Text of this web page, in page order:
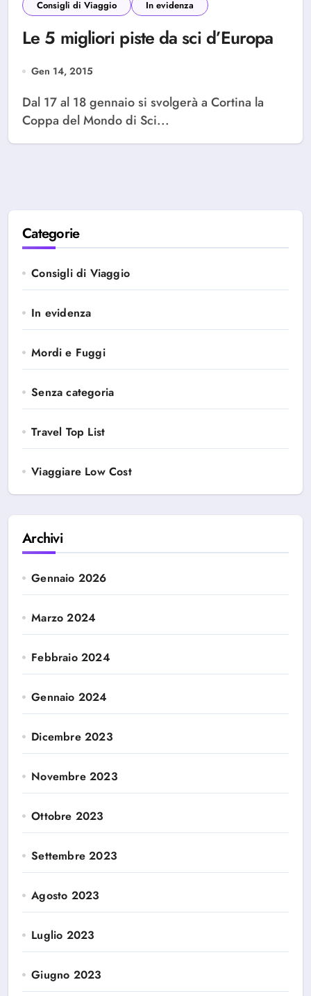
Consigli di Viaggio In evidenza
Le 5 migliori piste da sci d’Europa
Gen 14, 2015
Dal 17 al 18 gennaio si svolgerà a Cortina la
Coppa del Mondo di Sci...
Categorie
Consigli di Viaggio
In evidenza
Mordi e Fuggi
Senza categoria
Travel Top List
Viaggiare Low Cost
Archivi
Gennaio 2026
Marzo 2024
Febbraio 2024
Gennaio 2024
Dicembre 2023
Novembre 2023
Ottobre 2023
Settembre 2023
Agosto 2023
Luglio 2023
Giugno 2023